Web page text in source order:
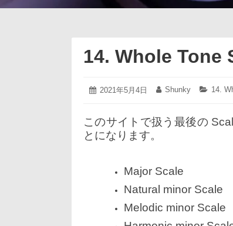
14. Whole Tone
投
2021年5月4日
2021
月
4
日
投
Shunky
カ
リ
14.
このサイトで扱う最後の
とになります。
Major Scale
Natural minor Scale
Melodic minor Scale